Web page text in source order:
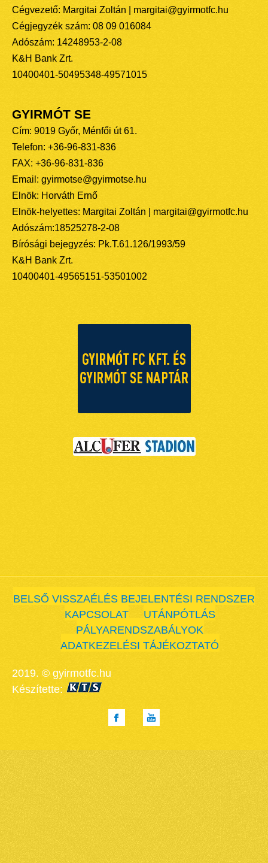
Cégvezető: Margitai Zoltán | margitai@gyirmotfc.hu
Cégjegyzék szám: 08 09 016084
Adószám: 14248953-2-08
K&H Bank Zrt.
10400401-50495348-49571015
GYIRMÓT SE
Cím: 9019 Győr, Ménfői út 61.
Telefon: +36-96-831-836
FAX: +36-96-831-836
Email: gyirmotse@gyirmotse.hu
Elnök: Horváth Ernő
Elnök-helyettes: Margitai Zoltán | margitai@gyirmotfc.hu
Adószám:18525278-2-08
Bírósági bejegyzés: Pk.T.61.126/1993/59
K&H Bank Zrt.
10400401-49565151-53501002
BELSŐ VISSZAÉLÉS BEJELENTÉSI RENDSZER
KAPCSOLAT
UTÁNPÓTLÁS
PÁLYARENDSZABÁLYOK
ADATKEZELÉSI TÁJÉKOZTATÓ
2019. © gyirmotfc.hu
Készítette: